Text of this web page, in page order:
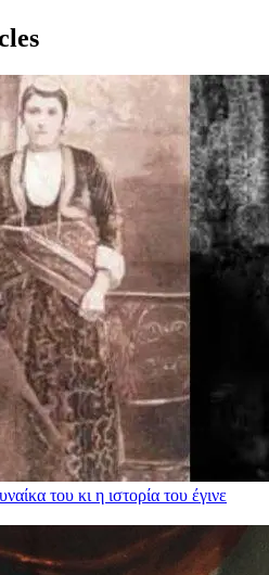
του κι η ιστορία του έγινε